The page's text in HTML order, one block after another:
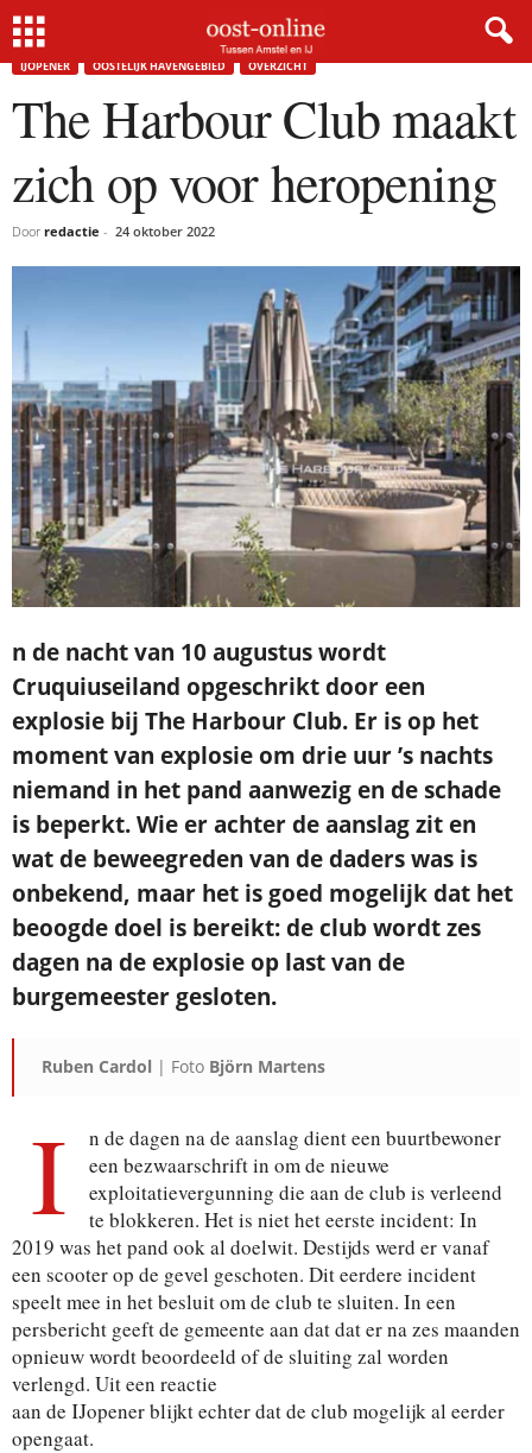
Home The Harbour Club maakt zich op voor heropening
IJOPENER OOSTELIJK HAVENGEBIED OVERZICHT
The Harbour Club maakt
zich op voor heropening
Door redactie - 24 oktober 2022
n de nacht van 10 augustus wordt
Cruquiuseiland opgeschrikt door een
explosie bij The Harbour Club. Er is op het
moment van explosie om drie uur ’s nachts
niemand in het pand aanwezig en de schade
is beperkt. Wie er achter de aanslag zit en
wat de beweegreden van de daderswas is
onbekend, maar het is goed mogelijk dat het
beoogde doel is bereikt: de club wordt zes
dagen na de explosie op last van de
burgemeester gesloten.
Ruben Cardol | Foto Björn Martens
I n de dagen na de aanslag dient een buurtbewoner
een bezwaarschrift in om de nieuwe
exploitatievergunning die aan de club is verleend
te blokkeren. Het is niet het eerste incident: In
2019 was het pand ook al doelwit. Destijds werd er vanaf
een scooter op de gevel geschoten. Dit eerdere incident
speelt mee in het besluit om de club te sluiten. In een
persbericht geeft de gemeente aan dat dat er nazes maanden
opnieuw wordt beoordeeld of de sluiting zal worden
verlengd. Uit een reactie
aan de IJopener blijkt echter dat de club mogelijk al eerder
opengaat.